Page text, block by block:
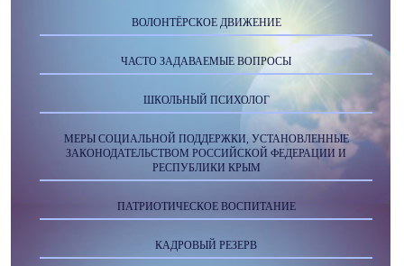
ВОЛОНТЁРСКОЕ ДВИЖЕНИЕ
ЧАСТО ЗАДАВАЕМЫЕ ВОПРОСЫ
ШКОЛЬНЫЙ ПСИХОЛОГ
МЕРЫ СОЦИАЛЬНОЙ ПОДДЕРЖКИ, УСТАНОВЛЕННЫЕ
ЗАКОНОДАТЕЛЬСТВОМ РОССИЙСКОЙ ФЕДЕРАЦИИ И
РЕСПУБЛИКИ КРЫМ
ПАТРИОТИЧЕСКОЕ ВОСПИТАНИЕ
КАДРОВЫЙ РЕЗЕРВ